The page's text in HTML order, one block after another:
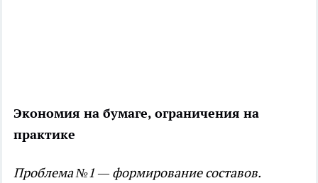
Экономия на бумаге, ограничения на
практике
Проблема №1 — формирование составов.